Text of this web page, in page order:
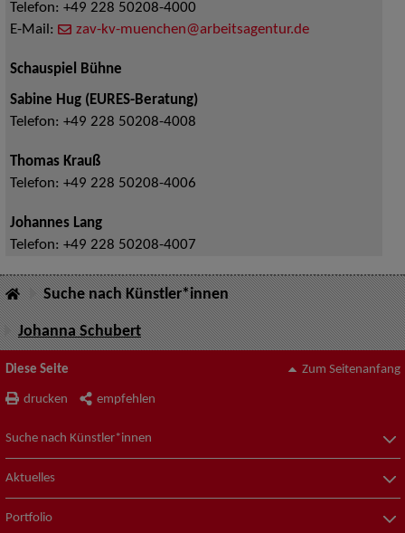
Telefon: +49 228 50208-4000
E-Mail:
zav-kv-muenchen@arbeitsagentur.de
Schauspiel Bühne
Sabine Hug (EURES-Beratung)
Telefon: +49 228 50208-4008
Thomas Krauß
Telefon: +49 228 50208-4006
Johannes Lang
Telefon: +49 228 50208-4007
Suche nach Künstler*innen
Johanna Schubert
Diese Seite
drucken empfehlen
Zum Seitenanfang
Suche nach Künstler*innen
Aktuelles
Portfolio